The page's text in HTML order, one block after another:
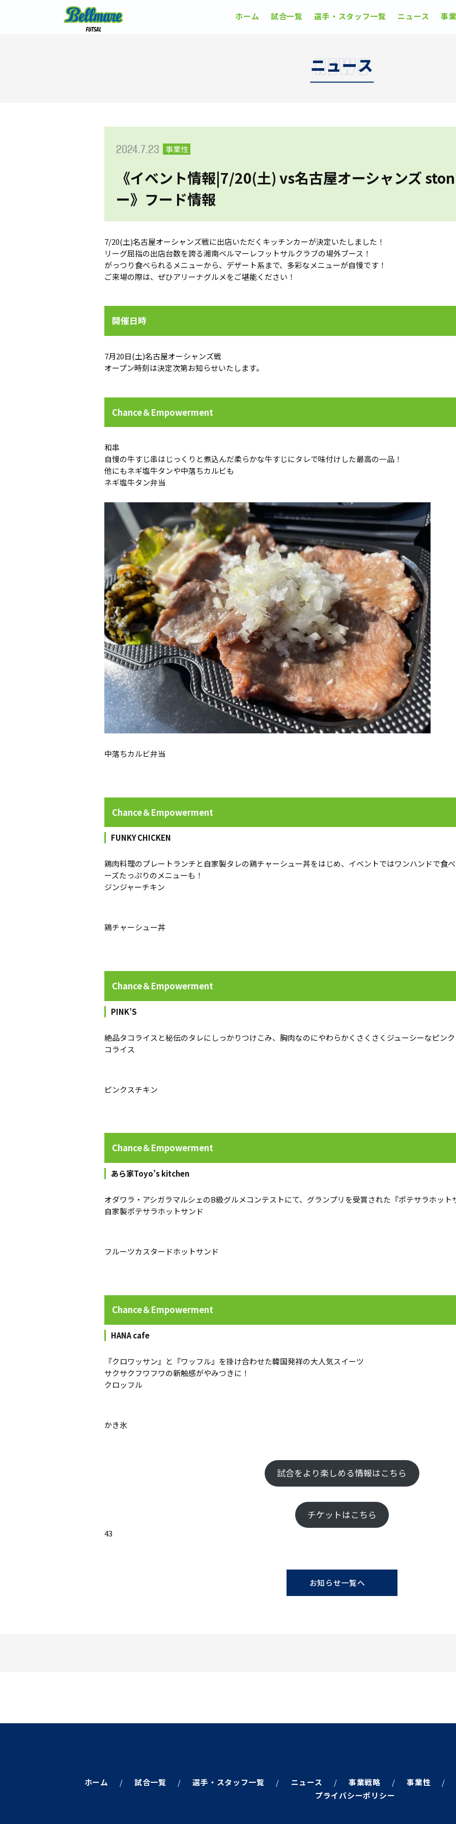
ホーム 試合一覧 選手・スタッフ一覧 ニュース 事
ニュース
2024.7.23 事業性
《イベント情報|7/20(土) vs名古屋オーシャンズ
ー》フード情報
7/20(土)名古屋オーシャンズ戦に出店いただくキッチンカーが決定いたしました！
リーグ屈指の出店台数を誇る湘南ベルマーレフットサルクラブの場外ブース！
がっつり食べられるメニューから、デザート系まで、多彩なメニューが自慢です！
ご来場の際は、ぜひアリーナグルメをご堪能ください！
開催日時
7月20日(土)名古屋オーシャンズ戦
オープン時刻は決定次第お知らせいたします。
Chance＆Empowerment
和串
自慢の牛すじ串はじっくりと煮込んだ柔らかな牛すじにタレで味付けした最高の一品！
他にもネギ塩牛タンや中落ちカルビも
ネギ塩牛タン弁当
中落ちカルビ弁当
Chance＆Empowerment
FUNKY CHICKEN
鶏肉料理のプレートランチと自家製タレの鶏チャーシュー丼をはじめ、イベントではワンハンドで食
ーズたっぷりのメニューも！
ジンジャーチキン
鶏チャーシュー丼
Chance＆Empowerment
PINK’S
絶品タコライスと秘伝のタレにしっかりつけこみ、胸肉なのにやわらかくさくさくジューシーなピン
コライス
ピンクスチキン
Chance＆Empowerment
あら家Toyo’s kitchen
オダワラ・アシガラマルシェのB級グルメコンテストにて、グランプリを受賞された『ポテサラホット
自家製ポテサラホットサンド
フルーツカスタードホットサンド
Chance＆Empowerment
HANA cafe
『クロワッサン』と『ワッフル』を掛け合わせた韓国発祥の大人気スイーツ
サクサクフワフワの新触感がやみつきに！
クロッフル
かき氷
試合をより楽しめる情報はこちら
チケットはこちら
43
お知らせ一覧へ
ホーム 試合一覧 選手・スタッフ一覧 ニュース 事業戦略 事業性
プライバシーポリシー